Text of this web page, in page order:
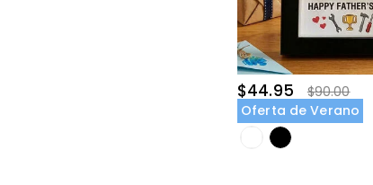
$44.95
$90.00
Oferta de Verano